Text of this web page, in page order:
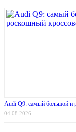
Audi Q9: самый большой и
04.08.2026